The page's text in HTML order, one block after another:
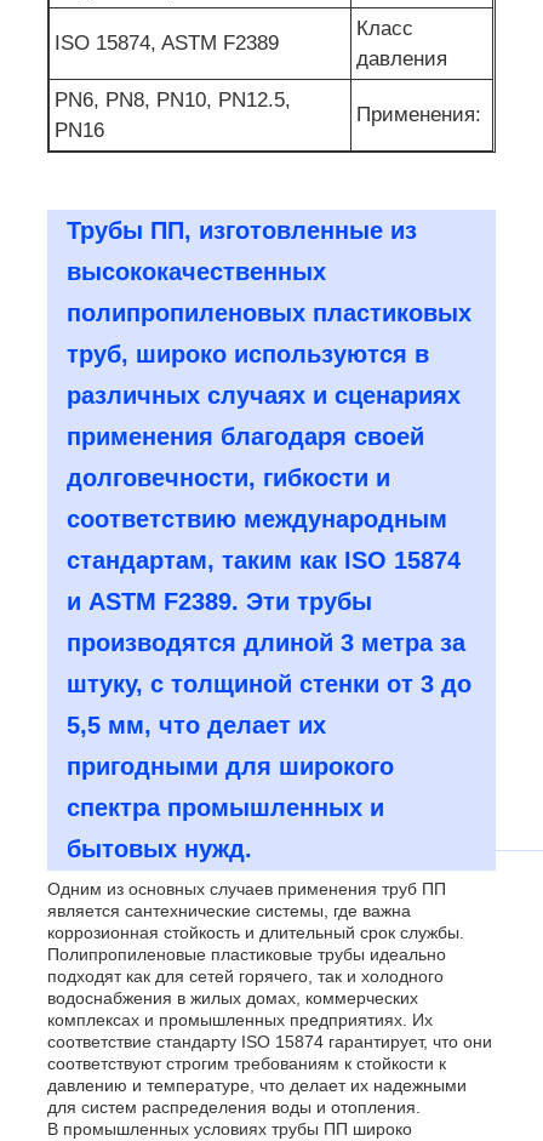
ISO 15874, ASTM F2389
Класс
давления
PN6, PN8, PN10, PN12.5,
PN16
Применения:
Трубы ПП, изготовленные из
высококачественных
полипропиленовых пластиковых
труб, широко используются в
различных случаях и сценариях
применения благодаря своей
долговечности, гибкости и
соответствию международным
стандартам, таким как ISO 15874
и ASTM F2389. Эти трубы
производятся длиной 3 метра за
штуку, с толщиной стенки от 3 до
5,5 мм, что делает их
пригодными для широкого
спектра промышленных и
бытовых нужд.
Одним из основных случаев применения труб ПП
является сантехнические системы, где важна
коррозионная стойкость и длительный срок службы.
Полипропиленовые пластиковые трубы идеально
подходят как для сетей горячего, так и холодного
водоснабжения в жилых домах, коммерческих
комплексах и промышленных предприятиях. Их
соответствие стандарту ISO 15874 гарантирует, что они
соответствуют строгим требованиям к стойкости к
давлению и температуре, что делает их надежными
для систем распределения воды и отопления.
В промышленных условиях трубы ПП широко